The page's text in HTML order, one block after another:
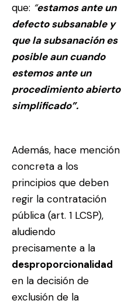
que: “estamos ante un
defecto subsanable y
que la subsanación es
posible aun cuando
estemos ante un
procedimiento abierto
simplificado”.
Además, hace mención
concreta a los
principios que deben
regir la contratación
pública (art. 1 LCSP),
aludiendo
precisamente a la
desproporcionalidad
en la decisión de
exclusión de la